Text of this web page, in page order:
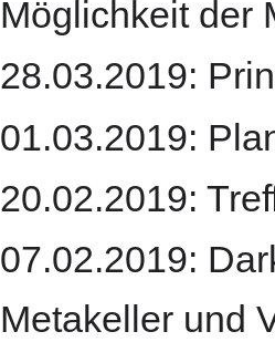
Möglichkeit der
28.03.2019:
01.03.2019:
20.02.2019:
07.02.2019:
Metakeller und